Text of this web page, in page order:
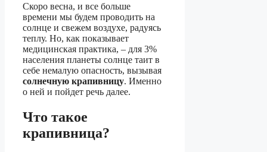
Скоро весна, и все больше
времени мы будем проводить на
солнце и свежем воздухе, радуясь
теплу. Но, как показывает
медицинская практика, – для 3%
населения планеты солнце таит в
себе немалую опасность, вызывая
солнечную крапивницу. Именно
о ней и пойдет речь далее.
Что такое
крапивница?